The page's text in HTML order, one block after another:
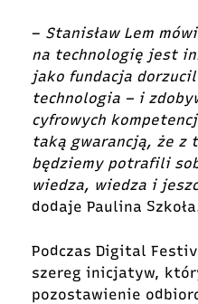
– Stanisław Lem
na technologię jest
jako fundacja
technologia – i
cyfrowych
taką gwarancją, że z
będziemy potrafili
wiedza, wiedza i
dodaje Paulina
Podczas Digital
szereg inicjatyw,
pozostawienie